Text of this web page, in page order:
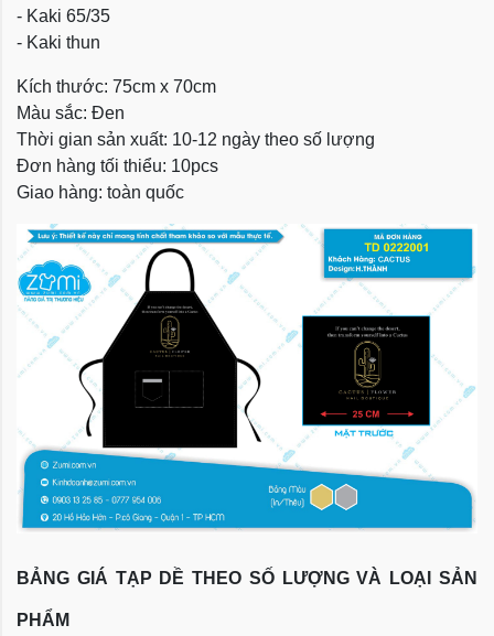
- Kaki 65/35
- Kaki thun
Kích thước: 75cm x 70cm
Màu sắc: Đen
Thời gian sản xuất: 10-12 ngày theo số lượng
Đơn hàng tối thiểu: 10pcs
Giao hàng: toàn quốc
BẢNG GIÁ TẠP DỀ THEO SỐ LƯỢNG VÀ LOẠI SẢN
PHẨM